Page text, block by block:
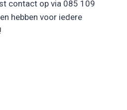
contact op via 085 109
hebben voor iedere